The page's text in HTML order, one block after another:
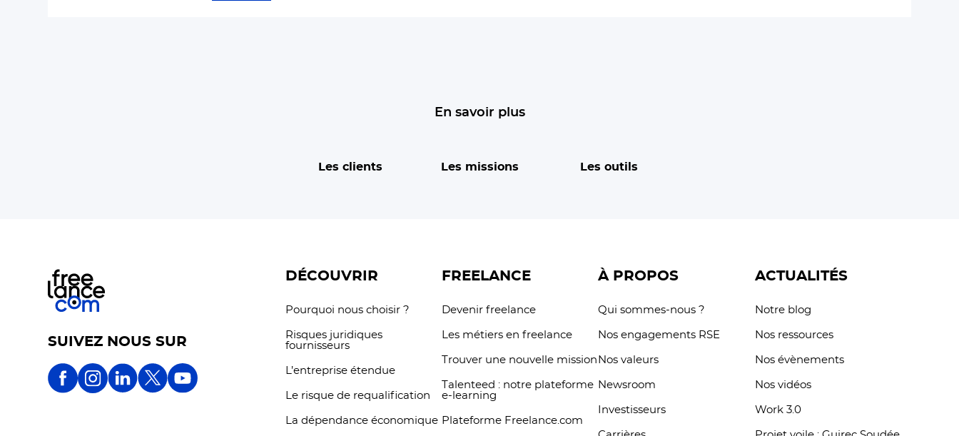
En savoir plus
Les clients Les missions Les outils
SUIVEZ NOUS SUR
DÉCOUVRIR
Pourquoi nous choisir ?
Risques juridiques
fournisseurs
L’entreprise étendue
Le risque de requalification
La dépendance économique
FREELANCE
Devenir freelance
Les métiers en freelance
Trouver une nouvelle mission
Talenteed : notre plateforme
e-learning
Plateforme Freelance.com
À PROPOS
Qui sommes-nous ?
Nos engagements RSE
Nos valeurs
Newsroom
Investisseurs
ACTUALITÉS
Notre blog
Nos ressources
Nos évènements
Nos vidéos
Work 3.0